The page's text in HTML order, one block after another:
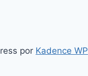
por Kadence WP